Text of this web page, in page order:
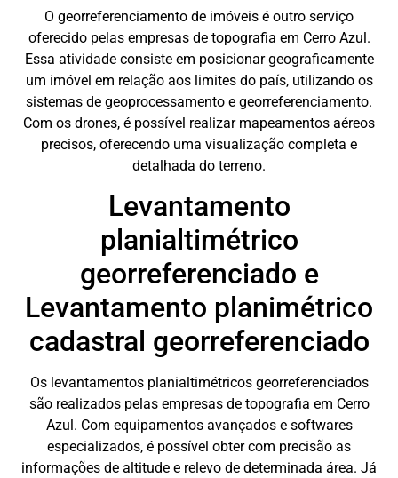
O georreferenciamento de imóveis é outro serviço
oferecido pelas empresas de topografia em Cerro Azul.
Essa atividade consiste em posicionar geograficamente
um imóvel em relação aos limites do país, utilizando os
sistemas de geoprocessamento e georreferenciamento.
Com os drones, é possível realizar mapeamentos aéreos
precisos, oferecendo uma visualização completa e
detalhada do terreno.
Levantamento
planialtimétrico
georreferenciado e
Levantamento planimétrico
cadastral georreferenciado
Os levantamentos planialtimétricos georreferenciados
são realizados pelas empresas de topografia em Cerro
Azul. Com equipamentos avançados e softwares
especializados, é possível obter com precisão as
informações de altitude e relevo de determinada área. Já